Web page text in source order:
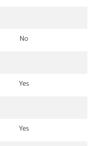
No
Yes
Yes